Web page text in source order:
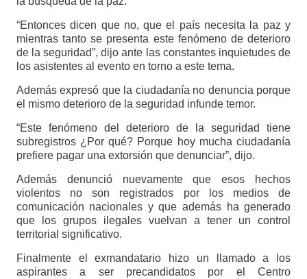
“Entonces dicen que no, que el país necesita la paz y
mientras tanto se presenta este fenómeno de deterioro
de la seguridad”, dijo ante las constantes inquietudes de
los asistentes al evento en torno a este tema.
Además expresó que la ciudadanía no denuncia porque
el mismo deterioro de la seguridad infunde temor.
“Este fenómeno del deterioro de la seguridad tiene
subregistros ¿Por qué? Porque hoy mucha ciudadanía
prefiere pagar una extorsión que denunciar”, dijo.
Además denunció nuevamente que esos hechos
violentos no son registrados por los medios de
comunicación nacionales y que además ha generado
que los grupos ilegales vuelvan a tener un control
territorial significativo.
Finalmente el exmandatario hizo un llamado a los
aspirantes a ser precandidatos por el Centro